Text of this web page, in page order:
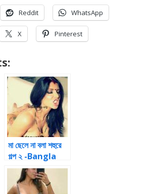
Reddit WhatsApp
X Pinterest
মা ছেলে না বলা শহুরে
গল্প ২ -Bangla
ChotiBangla
Choti